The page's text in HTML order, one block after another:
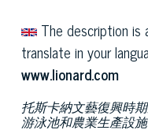
The description is
translate in your
www.lionard.com
托斯卡納文藝復興時
游泳池和農業生產設施